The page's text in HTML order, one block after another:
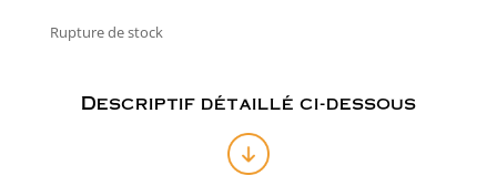
Rupture de stock
Descriptif détaillé ci-dessous